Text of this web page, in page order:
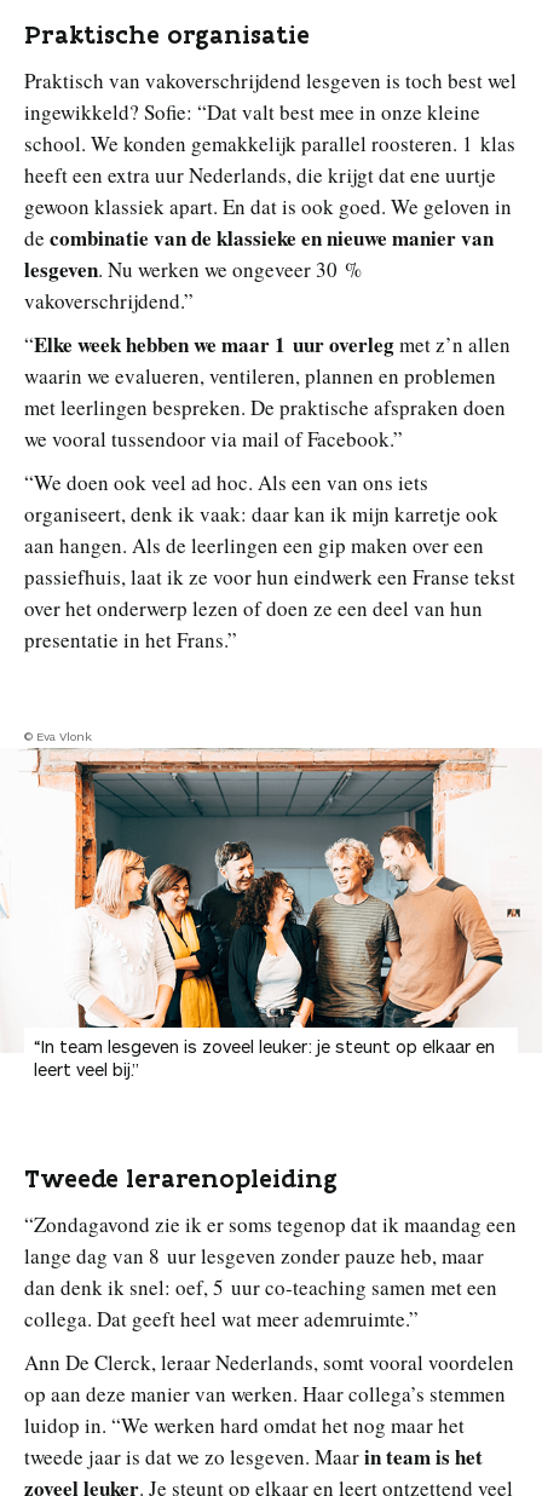
Praktische organisatie
Praktisch van vakoverschrijdend lesgeven is toch best wel
ingewikkeld? Sofie: “Dat valt best mee in onze kleine
school. We konden gemakkelijk parallel roosteren. 1 klas
heeft een extra uur Nederlands, die krijgt dat ene uurtje
gewoon klassiek apart. En dat is ook goed. We geloven in
de combinatie van de klassieke en nieuwe manier van
lesgeven. Nu werken we ongeveer 30 %
vakoverschrijdend.”
“Elke week hebben we maar 1 uur overlegmet z’n allen
waarin we evalueren, ventileren, plannen en problemen
met leerlingen bespreken. De praktische afspraken doen
we vooral tussendoor via mail of Facebook.”
“We doen ook veel ad hoc. Als een van ons iets
organiseert, denk ik vaak: daar kan ik mijn karretje ook
aan hangen. Als de leerlingen een gip maken over een
passiefhuis, laat ik ze voor hun eindwerk een Franse tekst
over het onderwerp lezen of doen ze een deel van hun
presentatie in het Frans.”
© Eva Vlonk
“In team lesgeven is zoveel leuker: je steunt op elkaar en
leert veel bij.”
Tweede lerarenopleiding
“Zondagavond zie ik er soms tegenop dat ik maandag een
lange dag van 8 uur lesgeven zonder pauze heb, maar
dan denk ik snel: oef, 5 uur co-teaching samen met een
collega. Dat geeft heel wat meer ademruimte.”
Ann De Clerck, leraar Nederlands, somt vooral voordelen
op aan deze manier van werken. Haar collega’s stemmen
luidop in. “We werken hard omdat het nog maar het
tweede jaar is dat we zo lesgeven. Maarin team is het
zoveel leuker. Je steunt op elkaar en leert ontzettend veel